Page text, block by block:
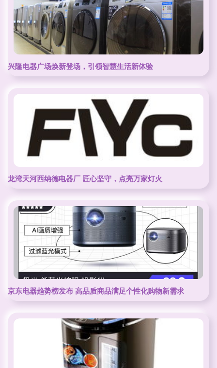
兴隆电器广场焕新登场，引领智慧生活新体验
龙湾天河西纳德电器厂 匠心坚守，点亮万家灯火
京东电器趋势榜发布 高品质商品满足个性化购物新需求